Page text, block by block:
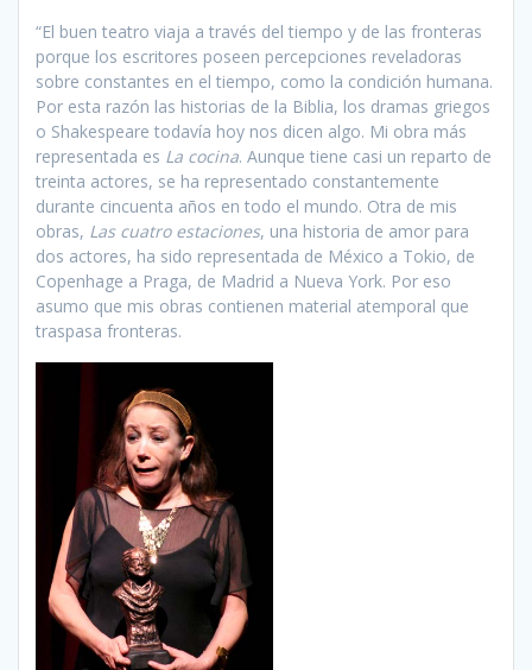
“El buen teatro viaja a través del tiempo y de las fronteras
porque los escritores poseen percepciones reveladoras
sobre constantes en el tiempo, como la condición humana.
Por esta razón las historias de la Biblia, los dramas griegos
o Shakespeare todavía hoy nos dicen algo. Mi obra más
representada es La cocina. Aunque tiene casi un reparto de
treinta actores, se ha representado constantemente
durante cincuenta años en todo el mundo. Otra de mis
obras, Las cuatro estaciones, una historia de amor para
dos actores, ha sido representada de México a Tokio, de
Copenhage a Praga, de Madrid a Nueva York. Por eso
asumo que mis obras contienen material atemporal que
traspasa fronteras.